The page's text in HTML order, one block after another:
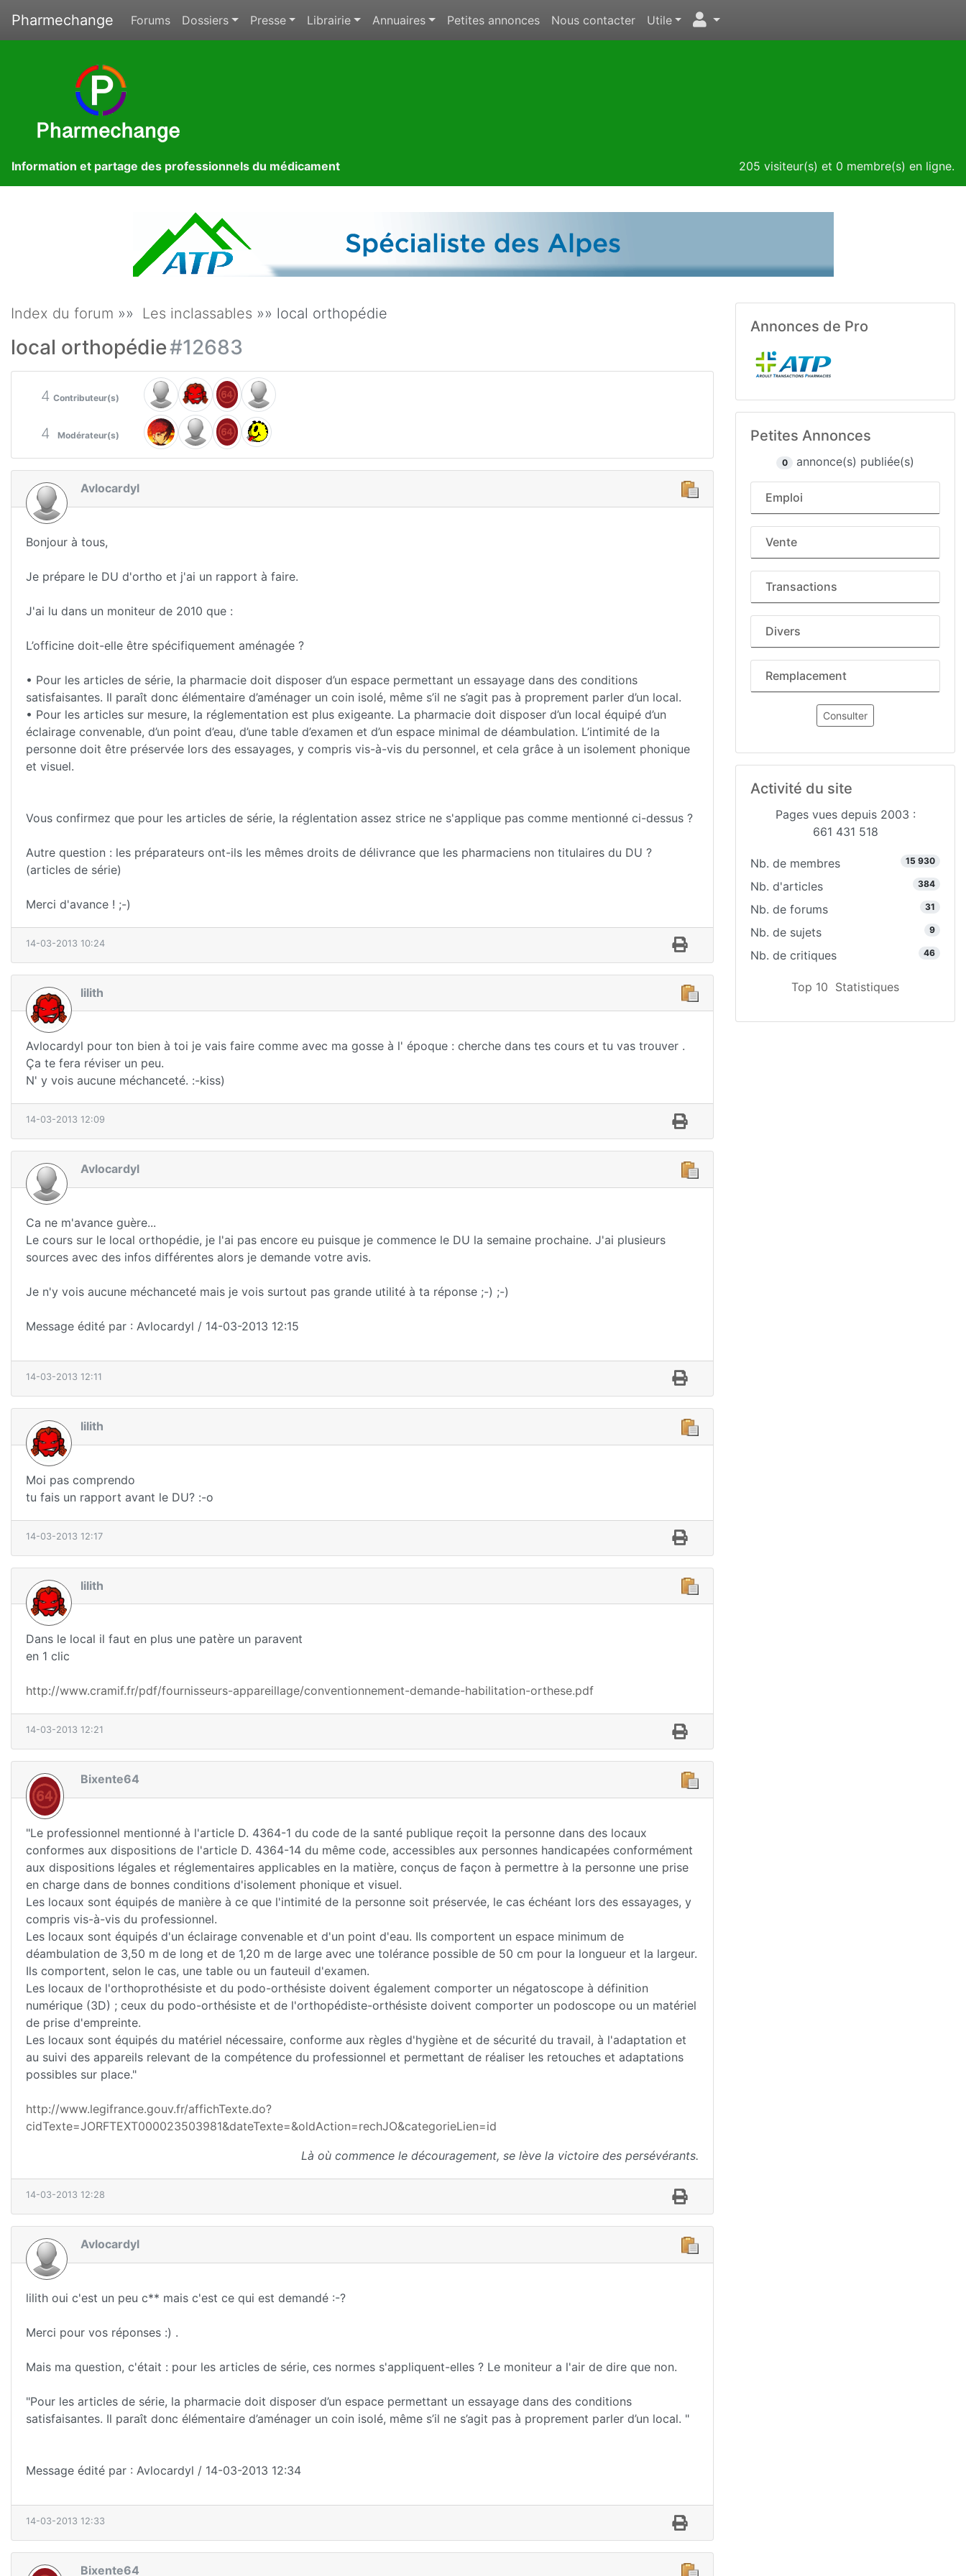
Pharmechange Forums Dossiers Presse Librairie Annuaires Petites annonces Nous contacter Utile
Information et partage des professionnels du médicament 205 visiteur(s) et 0 membre(s) en ligne.
Index du forum »» Les inclassables »» local orthopédie
local orthopédie#12683
4 Contributeur(s)
4 Modérateur(s)
Avlocardyl
Bonjour à tous,
Je prépare le DU d'ortho et j'ai un rapport à faire.
J'ai lu dans un moniteur de 2010 que :
L’officine doit-elle être spécifiquement aménagée ?
• Pour les articles de série, la pharmacie doit disposer d’un espace permettant un essayage dans des conditions
satisfaisantes. Il paraît donc élémentaire d’aménager un coin isolé, même s’il ne s’agit pas à proprement parler d’un local.
• Pour les articles sur mesure, la réglementation est plus exigeante. La pharmacie doit disposer d’un local équipé d’un
éclairage convenable, d’un point d’eau, d’une table d’examen et d’un espace minimal de déambulation. L’intimité de la
personne doit être préservée lors des essayages, y compris vis-à-vis du personnel, et cela grâce à un isolement phonique
et visuel.
Vous confirmez que pour les articles de série, la réglentation assez strice ne s'applique pas comme mentionné ci-dessus ?
Autre question : les préparateurs ont-ils les mêmes droits de délivrance que les pharmaciens non titulaires du DU ?
(articles de série)
Merci d'avance ! ;-)
14-03-2013 10:24
lilith
Avlocardyl pour ton bien à toi je vais faire comme avec ma gosse à l' époque : cherche dans tes cours et tu vas trouver .
Ça te fera réviser un peu.
N' y vois aucune méchanceté. :-kiss)
14-03-2013 12:09
Avlocardyl
Ca ne m'avance guère...
Le cours sur le local orthopédie, je l'ai pas encore eu puisque je commence le DU la semaine prochaine. J'ai plusieurs
sources avec des infos différentes alors je demande votre avis.
Je n'y vois aucune méchanceté mais je vois surtout pas grande utilité à ta réponse ;-) ;-)
Message édité par : Avlocardyl / 14-03-2013 12:15
14-03-2013 12:11
lilith
Moi pas comprendo
tu fais un rapport avant le DU? :-o
14-03-2013 12:17
lilith
Dans le local il faut en plus une patère un paravent
en 1 clic
http://www.cramif.fr/pdf/fournisseurs-appareillage/conventionnement-demande-habilitation-orthese.pdf
14-03-2013 12:21
Bixente64
"Le professionnel mentionné à l'article D. 4364-1 du code de la santé publique reçoit la personne dans des locaux
conformes aux dispositions de l'article D. 4364-14 du même code, accessibles aux personnes handicapées conformément
aux dispositions légales et réglementaires applicables en la matière, conçus de façon à permettre à la personne une prise
en charge dans de bonnes conditions d'isolement phonique et visuel.
Les locaux sont équipés de manière à ce que l'intimité de la personne soit préservée, le cas échéant lors des essayages, y
compris vis-à-vis du professionnel.
Les locaux sont équipés d'un éclairage convenable et d'un point d'eau. Ils comportent un espace minimum de
déambulation de 3,50 m de long et de 1,20 m de large avec une tolérance possible de 50 cm pour la longueur et la largeur.
Ils comportent, selon le cas, une table ou un fauteuil d'examen.
Les locaux de l'orthoprothésiste et du podo-orthésiste doivent également comporter un négatoscope à définition
numérique (3D) ; ceux du podo-orthésiste et de l'orthopédiste-orthésiste doivent comporter un podoscope ou un matériel
de prise d'empreinte.
Les locaux sont équipés du matériel nécessaire, conforme aux règles d'hygiène et de sécurité du travail, à l'adaptation et
au suivi des appareils relevant de la compétence du professionnel et permettant de réaliser les retouches et adaptations
possibles sur place."
http://www.legifrance.gouv.fr/affichTexte.do?
cidTexte=JORFTEXT000023503981&dateTexte=&oldAction=rechJO&categorieLien=id
Là où commence le découragement, se lève la victoire des persévérants.
14-03-2013 12:28
Avlocardyl
lilith oui c'est un peu c** mais c'est ce qui est demandé :-?
Merci pour vos réponses :) .
Mais ma question, c'était : pour les articles de série, ces normes s'appliquent-elles ? Le moniteur a l'air de dire que non.
"Pour les articles de série, la pharmacie doit disposer d’un espace permettant un essayage dans des conditions
satisfaisantes. Il paraît donc élémentaire d’aménager un coin isolé, même s’il ne s’agit pas à proprement parler d’un local. "
Message édité par : Avlocardyl / 14-03-2013 12:34
14-03-2013 12:33
Bixente64
Annonces de Pro
Petites Annonces
0 annonce(s) publiée(s)
Emploi
Vente
Transactions
Divers
Remplacement
Consulter
Activité du site
Pages vues depuis 2003 :
661 431 518
Nb. de membres 15 930
Nb. d'articles 384
Nb. de forums 31
Nb. de sujets 9
Nb. de critiques 46
Top 10 Statistiques